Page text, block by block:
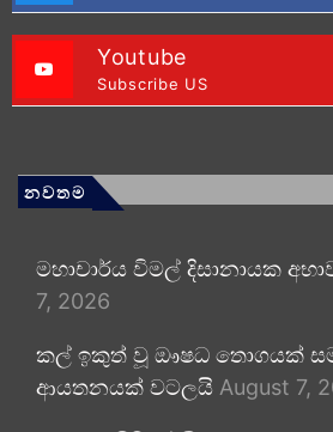
Youtube
Subscribe US
නවතම
මහාචාර්ය විමල් දිසානායක
7, 2026
කල් ඉකුත් වූ ඖෂධ තොගයක්
ආයතනයක් වටලයි August 7,